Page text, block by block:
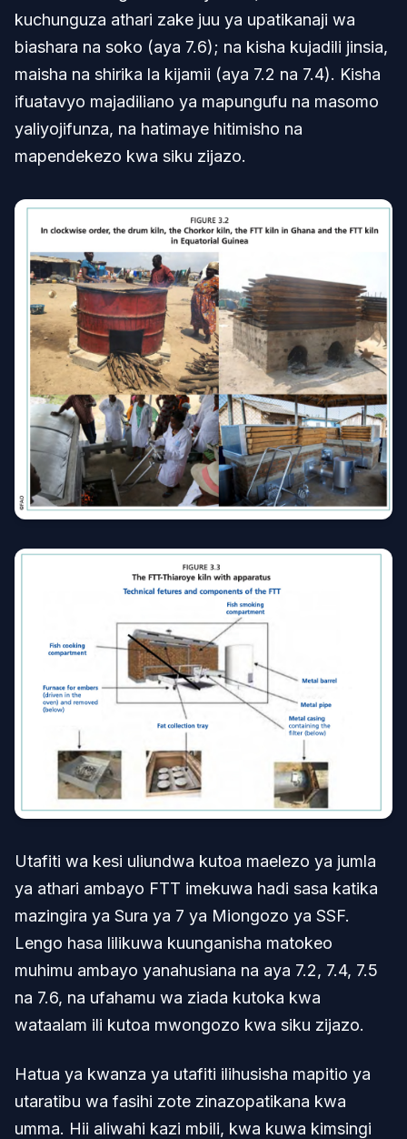
kuchunguza athari zake juu ya upatikanaji wa
biashara na soko (aya 7.6); na kisha kujadili jinsia,
maisha na shirika la kijamii (aya 7.2 na 7.4). Kisha
ifuatavyo majadiliano ya mapungufu na masomo
yaliyojifunza, na hatimaye hitimisho na
mapendekezo kwa siku zijazo.
Utafiti wa kesi uliundwa kutoa maelezo ya jumla
ya athari ambayo FTT imekuwa hadi sasa katika
mazingira ya Sura ya 7 ya Miongozo ya SSF.
Lengo hasa lilikuwa kuunganisha matokeo
muhimu ambayo yanahusiana na aya 7.2, 7.4, 7.5
na 7.6, na ufahamu wa ziada kutoka kwa
wataalam ili kutoa mwongozo kwa siku zijazo.
Hatua ya kwanza ya utafiti ilihusisha mapitio ya
utaratibu wa fasihi zote zinazopatikana kwa
umma. Hii aliwahi kazi mbili, kwa kuwa kimsingi